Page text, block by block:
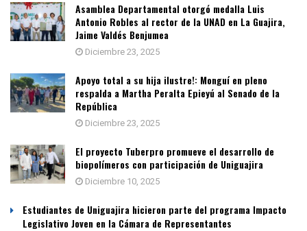
Asamblea Departamental otorgó medalla Luis
Antonio Robles al rector de la UNAD en La Guajira,
Jaime Valdés Benjumea
Diciembre 23, 2025
Apoyo total a su hija ilustre!: Monguí en pleno
respalda a Martha Peralta Epieyú al Senado de la
República
Diciembre 23, 2025
El proyecto Tuberpro promueve el desarrollo de
biopolímeros con participación de Uniguajira
Diciembre 10, 2025
Estudiantes de Uniguajira hicieron parte del programa Impacto
Legislativo Joven en la Cámara de Representantes